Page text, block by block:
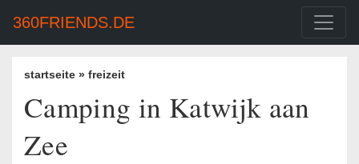
360FRIENDS.DE
startseite » freizeit
Camping in Katwijk aan
Zee